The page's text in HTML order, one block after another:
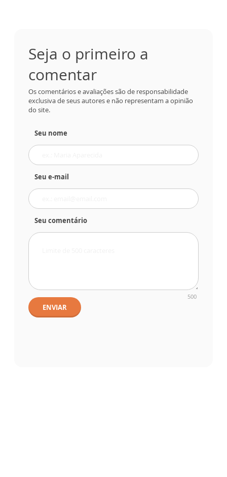
Seja o primeiro a
comentar
Os comentários e avaliações são de responsabilidade
exclusiva de seus autores e não representam a opinião
do site.
Seu nome
Seu e-mail
Seu comentário
500
ENVIAR